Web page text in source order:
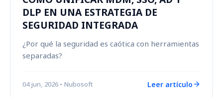
DLP EN UNA ESTRATEGIA DE
SEGURIDAD INTEGRADA
¿Por qué la seguridad es caótica con herramientas
separadas?
04 jun, 2026 • Nubosoft Leer artículo